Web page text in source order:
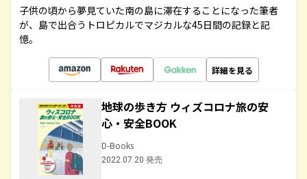
子供の頃から夢見ていた南の島に滞在することになった筆者
が、島で出合うトロピカルでマジカルな45日間の記録と記
憶。
詳細を見る
地球の歩き方 ウィズコロナ旅の安
心・安全BOOK
D-Books
2022.07.20 発売